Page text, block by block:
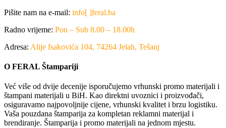
Pišite nam na e-mail: info[ ]feral.ba
Radno vrijeme: Pon – Sub 8.00 – 18.00h
Adresa: Alije Isakovića 104, 74264 Jelah, Tešanj
O FERAL Štampariji
Već više od dvije decenije isporučujemo vrhunski promo materijali i
štampani materijali u BiH. Kao direktni uvoznici i proizvođači,
osiguravamo najpovoljnije cijene, vrhunski kvalitet i brzu logistiku.
Vaša pouzdana štamparija za kompletan reklamni materijal i
brendiranje. Štamparija i promo materijali na jednom mjestu.